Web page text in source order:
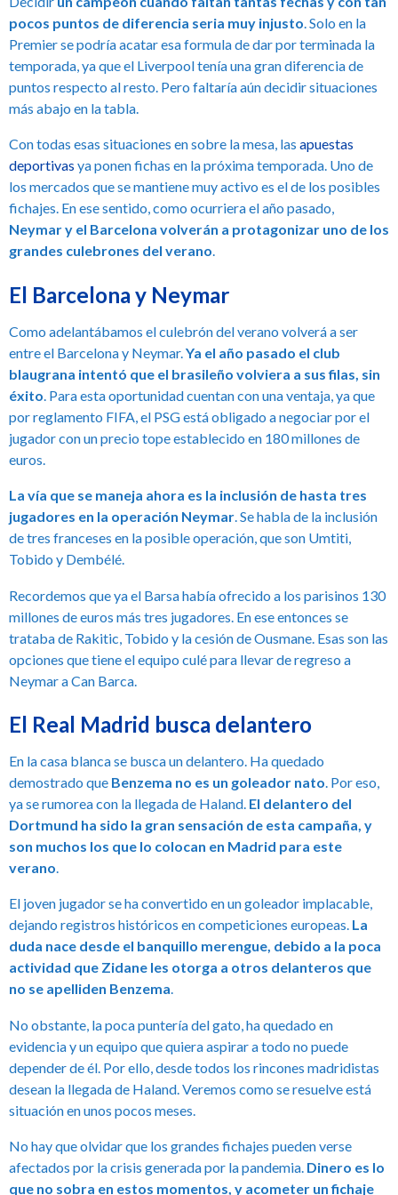
a
pocos puntos de diferencia seria muy injusto. Solo en la
Premier se podría acatar esa formula de dar por terminada la
temporada, ya que el Liverpool tenía una gran diferencia de
puntos respecto al resto. Pero faltaría aún decidir situaciones
más abajo en la tabla.
Con todas esas situaciones en sobre la mesa, las apuestas
deportivas ya ponen fichas en la próxima temporada. Uno de
los mercados que se mantiene muy activo es el de los posibles
fichajes. En ese sentido, como ocurriera el año pasado,
Neymar y el Barcelona volverán a protagonizar uno de los
grandes culebrones del verano.
El Barcelona y Neymar
Como adelantábamos el culebrón del verano volverá a ser
entre el Barcelona y Neymar.Ya el año pasado el club
blaugrana intentó que el brasileño volviera a sus filas, sin
éxito. Para esta oportunidad cuentan con una ventaja, ya que
por reglamento FIFA, el PSG está obligado a negociar por el
jugador con un precio tope establecido en 180 millones de
euros.
La vía que se maneja ahora es la inclusión de hasta tres
jugadores en la operación Neymar. Se habla de la inclusión
de tres franceses en la posible operación, que son Umtiti,
Tobido y Dembélé.
Recordemos que ya el Barsa había ofrecido a los parisinos 130
millones de euros más tres jugadores. En ese entonces se
trataba de Rakitic, Tobido y la cesión de Ousmane. Esas son las
opciones que tiene el equipo culé para llevar de regreso a
Neymar a Can Barca.
El Real Madrid busca delantero
En la casa blanca se busca un delantero. Ha quedado
demostrado que Benzema no es un goleador nato. Por eso,
ya se rumorea con la llegada de Haland. El delantero del
Dortmund ha sido la gran sensación de esta campaña, y
son muchos los que lo colocan en Madrid para este
verano.
El joven jugador se ha convertido en un goleador implacable,
dejando registros históricos en competiciones europeas. La
duda nace desde el banquillo merengue, debido a la poca
actividad que Zidane les otorga a otros delanteros que
no se apelliden Benzema.
No obstante, la poca puntería del gato, ha quedado en
evidencia y un equipo que quiera aspirar a todo no puede
depender de él. Por ello, desde todos los rincones madridistas
desean la llegada de Haland. Veremos como se resuelve está
situación en unos pocos meses.
No hay que olvidar que los grandes fichajes pueden verse
afectados por la crisis generada por la pandemia. Dinero es lo
que no sobra en estos momentos, y acometer un fichaje